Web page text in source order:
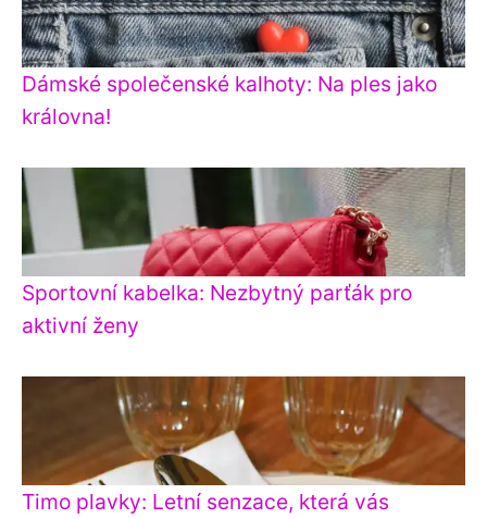
Dámské společenské kalhoty: Na ples jako
královna!
Sportovní kabelka: Nezbytný parťák pro
aktivní ženy
Timo plavky: Letní senzace, která vás